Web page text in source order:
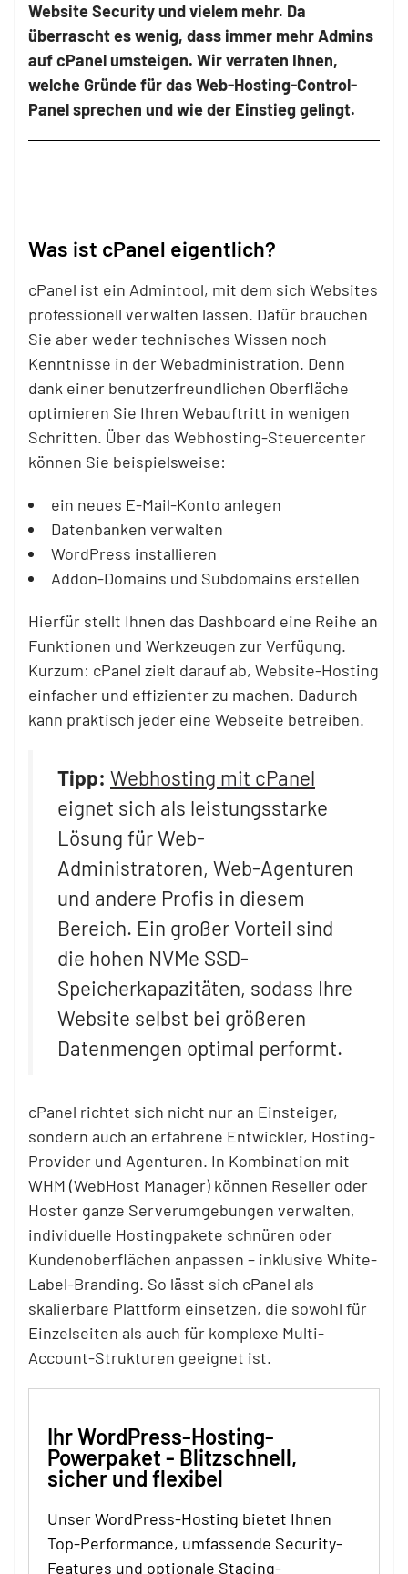
Website Security und vielem mehr. Da
überrascht es wenig, dass immer mehr Admins
auf cPanel umsteigen. Wir verraten Ihnen,
welche Gründe für das Web-Hosting-Control-
Panel sprechen und wie der Einstieg gelingt.
Was ist cPanel eigentlich?
cPanel ist ein Admintool, mit dem sich Websites
professionell verwalten lassen. Dafür brauchen
Sie aber weder technisches Wissen noch
Kenntnisse in der Webadministration. Denn
dank einer benutzerfreundlichen Oberfläche
optimieren Sie Ihren Webauftritt in wenigen
Schritten. Über das Webhosting-Steuercenter
können Sie beispielsweise:
ein neues E-Mail-Konto anlegen
Datenbanken verwalten
WordPress installieren
Addon-Domains und Subdomains erstellen
Hierfür stellt Ihnen das Dashboard eine Reihe an
Funktionen und Werkzeugen zur Verfügung.
Kurzum: cPanel zielt darauf ab, Website-Hosting
einfacher und effizienter zu machen. Dadurch
kann praktisch jeder eine Webseite betreiben.
Tipp: Webhosting mit cPanel
eignet sich als leistungsstarke
Lösung für Web-
Administratoren, Web-Agenturen
und andere Profis in diesem
Bereich. Ein großer Vorteil sind
die hohen NVMe SSD-
Speicherkapazitäten, sodass Ihre
Website selbst bei größeren
Datenmengen optimal performt.
cPanel richtet sich nicht nur an Einsteiger,
sondern auch an erfahrene Entwickler, Hosting-
Provider und Agenturen. In Kombination mit
WHM (WebHost Manager) können Reseller oder
Hoster ganze Serverumgebungen verwalten,
individuelle Hostingpakete schnüren oder
Kundenoberflächen anpassen – inklusive White-
Label-Branding. So lässt sich cPanel als
skalierbare Plattform einsetzen, die sowohl für
Einzelseiten als auch für komplexe Multi-
Account-Strukturen geeignet ist.
Ihr WordPress-Hosting-
Powerpaket - Blitzschnell,
sicher und flexibel
Unser WordPress-Hosting bietet Ihnen
Top-Performance, umfassende Security-
Features und optionale Staging-